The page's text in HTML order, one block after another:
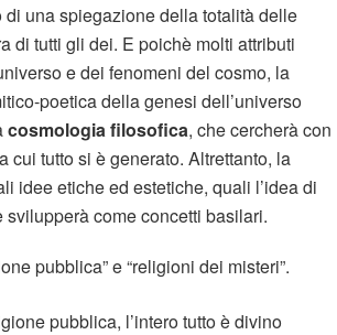
una spiegazione della totalità delle
di tutti gli dei. E poichè molti attributi
e dei fenomeni del cosmo, la
poetica della genesi dell’universo
cosmologia filosofica, che cercherà con
cui tutto si è generato. Altrettanto, la
idee etiche ed estetiche, quali l’idea di
come concetti basilari.
pubblica” e “religioni dei misteri”.
pubblica, l’intero tutto è divino